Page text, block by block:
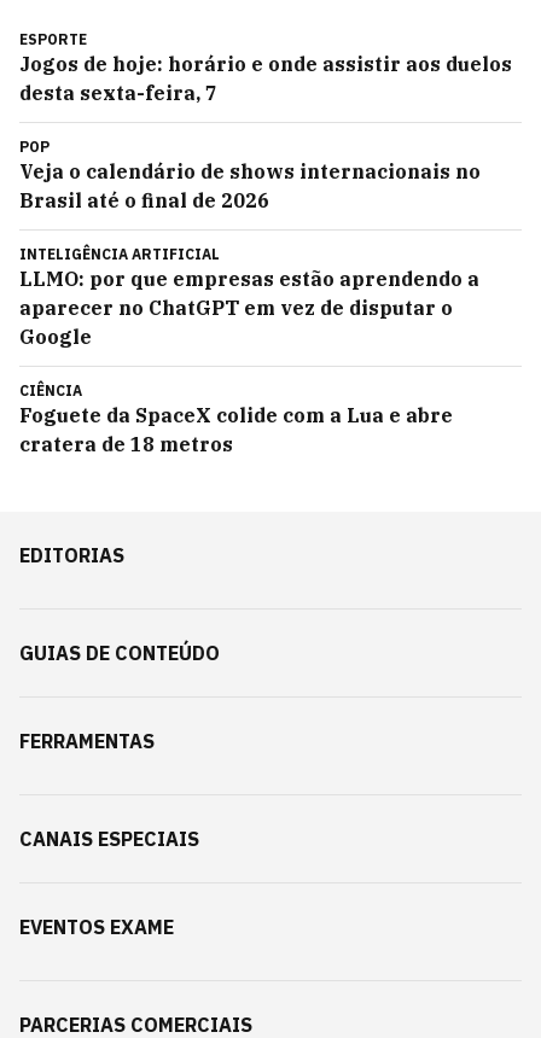
ESPORTE
Jogos de hoje: horário e onde assistir aos duelos
desta sexta-feira, 7
POP
Veja o calendário de shows internacionais no
Brasil até o final de 2026
INTELIGÊNCIA ARTIFICIAL
LLMO: por que empresas estão aprendendo a
aparecer no ChatGPT em vez de disputar o
Google
CIÊNCIA
Foguete da SpaceX colide com a Lua e abre
cratera de 18 metros
EDITORIAS
GUIAS DE CONTEÚDO
FERRAMENTAS
CANAIS ESPECIAIS
EVENTOS EXAME
PARCERIAS COMERCIAIS